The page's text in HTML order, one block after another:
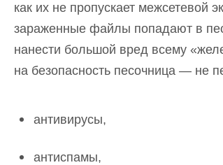
как их не пропускает межсетевой
зараженные файлы попадают в
нанести большой вред всему
на безопасность песочница — не
антивирусы,
антиспамы,